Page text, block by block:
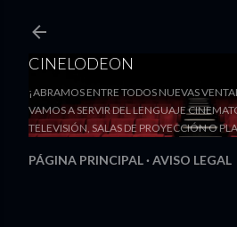
CINELODEON
¡ABRAMOS ENTRE TODOS NUEVAS
VAMOS A SERVIR DEL LENGUAJE
TELEVISIÓN, SALAS DE PROYECCIÓN O
PÁGINA PRINCIPAL AVISO LEGAL